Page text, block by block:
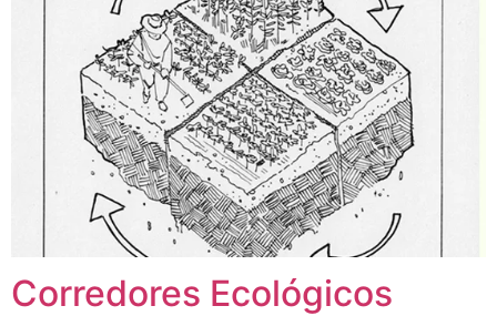
Corredores Ecológicos